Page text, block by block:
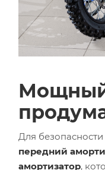
Для
передний
амортизатор,